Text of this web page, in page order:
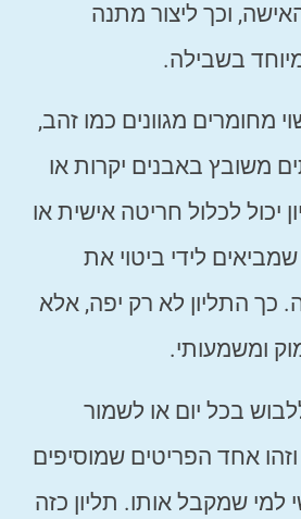
וכך ליצור מתנה
בשבילה.
מחומרים מגוונים כמו זהב,
משובץ באבנים יקרות או
יכול לכלול חריטה אישית או
לידי ביטוי את
כך התליון לא רק יפה, אלא
ומשמעותי.
בכל יום או לשמור
וזהו אחד הפריטים שמוסיפים
למי שמקבל אותו. תליון כזה